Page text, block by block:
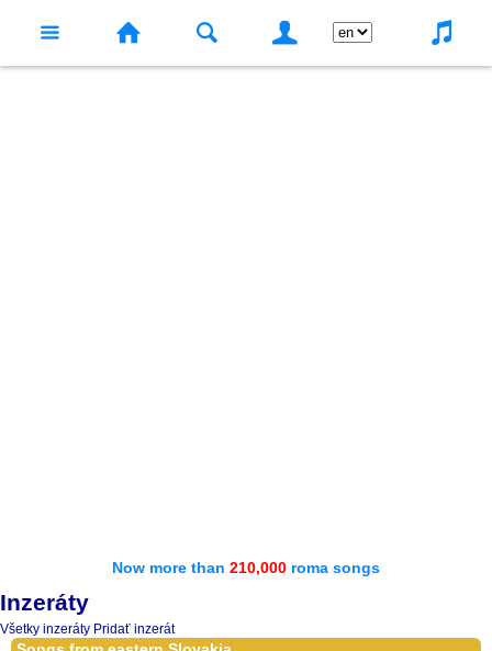
Now more than 210,000 roma songs
Inzeráty
Všetky inzeráty Pridať inzerát